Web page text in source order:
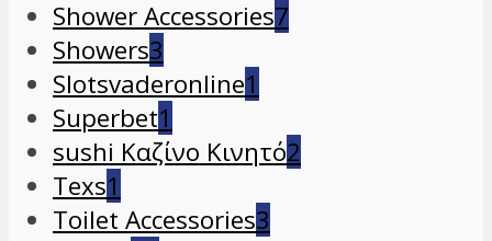
Shower Accessories7
Showers3
Slotsvaderonline1
Superbet1
sushi Καζίνο Κινητό2
Texs1
Toilet Accessories3